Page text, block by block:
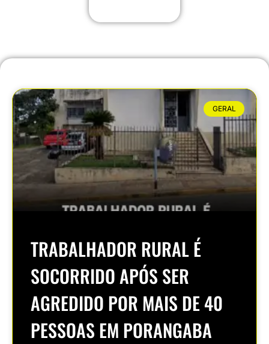
GERAL
TRABALHADOR RURAL É
SOCORRIDO APÓS SER
AGREDIDO POR MAIS DE 40
PESSOAS EM PORANGABA